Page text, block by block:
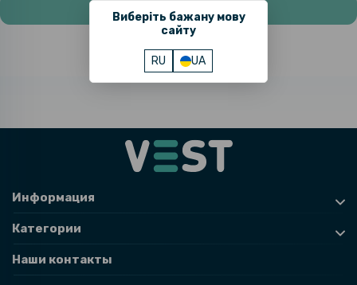
Виберіть бажану мову
сайту
RU UA
Показать больше товаров
Информация
Категории
Наши контакты